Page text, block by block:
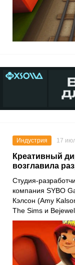
Индустрия 17
Креативный
возглавила
Студия-
компания SYBO
Кэлсон (Amy
The Sims и